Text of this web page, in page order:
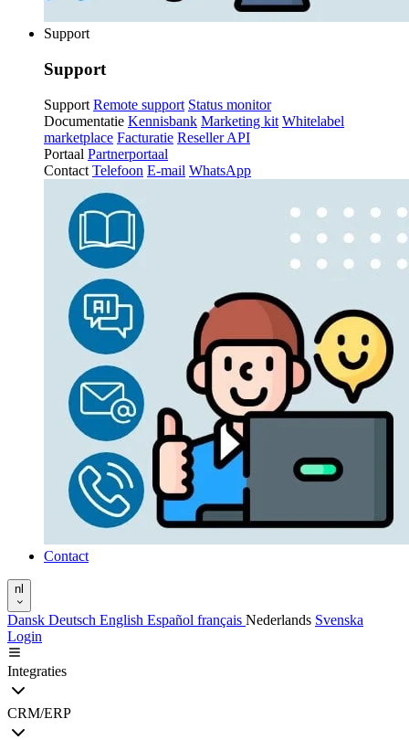
Support
Support
Support Remote support Status monitor
Documentatie Kennisbank Marketing kit Whitelabel
marketplace Facturatie Reseller API
Portaal Partnerportaal
Contact Telefoon E-mail WhatsApp
Contact
nl
Dansk Deutsch English Español français Nederlands Svenska
Login
Integraties
CRM/ERP